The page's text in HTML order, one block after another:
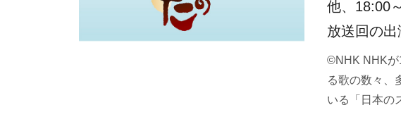
他、18:00
放送回の
©NHK NHKが
る歌の数々、
いる「日本の